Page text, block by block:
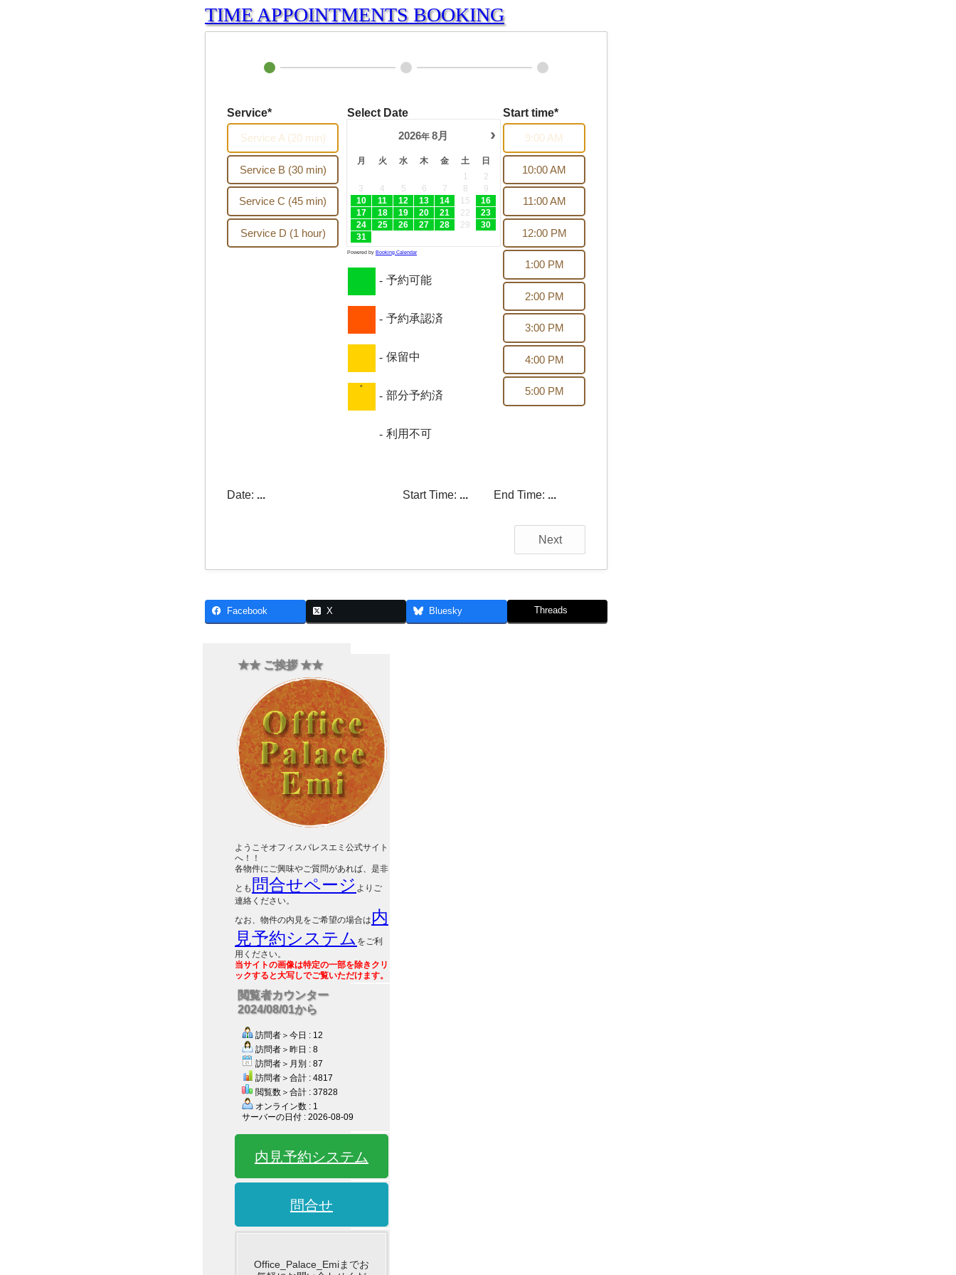
TIME APPOINTMENTS BOOKING
Service*
Service A (20 min)
Service B (30 min)
Service C (45 min)
Service D (1 hour)
Select Date
›
2026年8月
月 火 水 木 金 土
日
1
2
3
4 5 6 7 8
9
10
11 12 13 14 15
16
17
18 19 20 21 22
23
24
25 26 27 28 29
30
31
Powered by Booking Calendar
- 予約可能
- 予約承認済
- 保留中
·
- 部分予約済
- 利用不可
Start time*
9:00 AM
10:00 AM
11:00 AM
12:00 PM
1:00 PM
2:00 PM
3:00 PM
4:00 PM
5:00 PM
Date: ... Start Time: ... End Time: ...
Next
Facebook X Bluesky Threads
★★ ご挨拶 ★★
ようこそオフィスパレスエミ公式サイト
へ！！
各物件にご興味やご質問があれば、是非
とも 問合せページ よりご
連絡ください。
なお、物件の内見をご希望の場合は 内
見予約システム をご利
用ください。
当サイトの画像は特定の一部を除きクリ
ックすると大写しでご覧いただけます。
閲覧者カウンター
2024/08/01から
訪問者＞今日 : 12
訪問者＞昨日 : 8
訪問者＞月別 : 87
訪問者＞合計 : 4817
閲覧数＞合計 : 37828
オンライン数 : 1
サーバーの日付 : 2026-08-09
内見予約システム
問合せ
Office_Palace_Emiまでお